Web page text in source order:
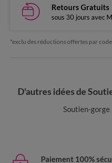
Retours Gratuits
sous 30 jours avec
*exclu des réductions offertes par
D'autres idées de
Soutien-
Paiement 100%